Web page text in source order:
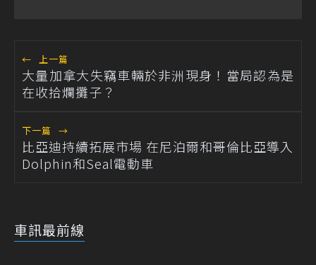
← 上一篇
大量加拿大失竊車輛於非洲現身！當局認為是
在收拾爛攤子？
下一篇 →
比亞迪持續拓展市場 在尼泊爾和哥倫比亞導入
Dolphin和Seal電動車
車訊最前線